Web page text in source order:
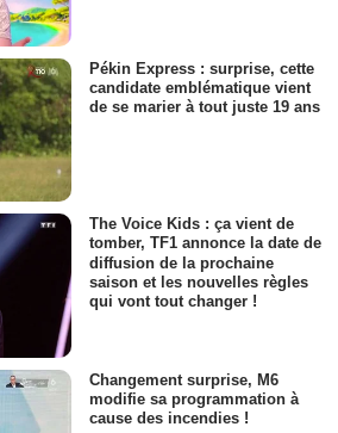
Pékin Express : surprise, cette
candidate emblématique vient
de se marier à tout juste 19 ans
The Voice Kids : ça vient de
tomber, TF1 annonce la date de
diffusion de la prochaine
saison et les nouvelles règles
qui vont tout changer !
Changement surprise, M6
modifie sa programmation à
cause des incendies !